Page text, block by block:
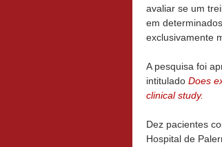
avaliar se um
em
exclusivamente
A pesquisa foi
intitulado Does
clinical study.
Dez pacientes
Hospital de